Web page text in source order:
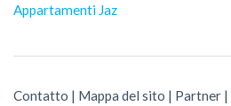
Appartamenti Jaz
Contatto | Mappa del sito | Partner |